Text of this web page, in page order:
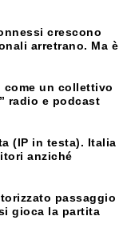
crescono
arretrano. Ma è
come un collettivo
radio e podcast
(IP in testa). Italia
anziché
passaggio
gioca la partita